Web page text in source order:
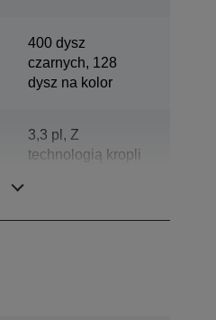
400 dysz
czarnych, 128
dysz na kolor
3,3 pl, Z
technologią kropli